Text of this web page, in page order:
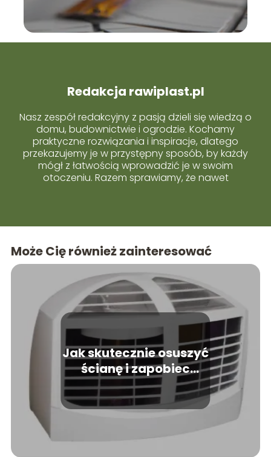
Redakcja rawiplast.pl
Nasz zespół redakcyjny z pasją dzieli się wiedzą o
domu, budownictwie i ogrodzie. Kochamy
praktyczne rozwiązania i inspiracje, dlatego
przekazujemy je w przystępny sposób, by każdy
mógł z łatwością wprowadzić je w swoim
otoczeniu. Razem sprawiamy, że nawet
Może Cię również zainteresować
Jak skutecznie osuszyć
ścianę i zapobiec
wilgoci?